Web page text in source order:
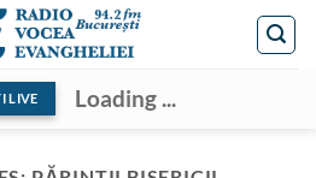
LIVE Loading ...